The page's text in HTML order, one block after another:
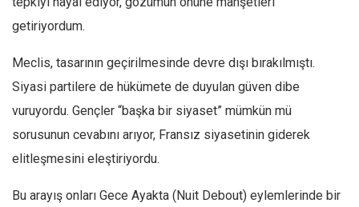
getiriyordum.
Meclis, tasarının geçirilmesinde devre dışı bırakılmıştı.
Siyasi partilere de hükümete de duyulan güven dibe
vuruyordu. Gençler “başka bir siyaset” mümkün mü
sorusunun cevabını arıyor, Fransız siyasetinin giderek
elitleşmesini eleştiriyordu.
Bu arayış onları Gece Ayakta (Nuit Debout) eylemlerinde bir